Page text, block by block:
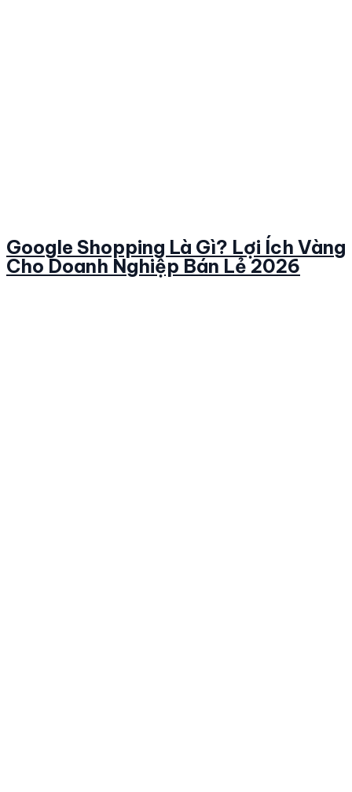
Google Shopping Là Gì? Lợi Ích Vàng
Cho Doanh Nghiệp Bán Lẻ 2026